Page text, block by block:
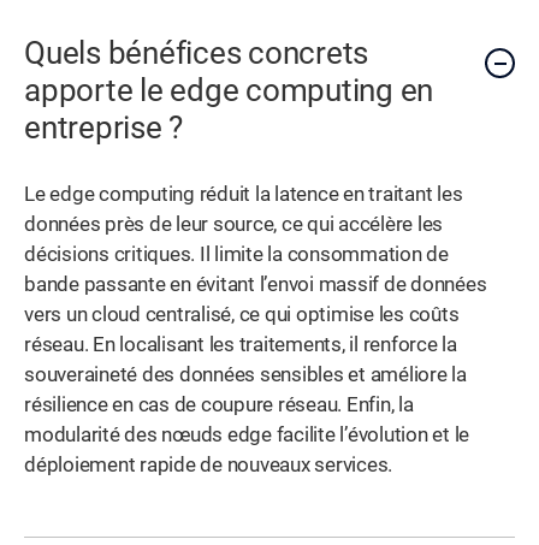
Quels bénéfices concrets
apporte le edge computing en
entreprise ?
Le edge computing réduit la latence en traitant les
données près de leur source, ce qui accélère les
décisions critiques. Il limite la consommation de
bande passante en évitant l’envoi massif de données
vers un cloud centralisé, ce qui optimise les coûts
réseau. En localisant les traitements, il renforce la
souveraineté des données sensibles et améliore la
résilience en cas de coupure réseau. Enfin, la
modularité des nœuds edge facilite l’évolution et le
déploiement rapide de nouveaux services.